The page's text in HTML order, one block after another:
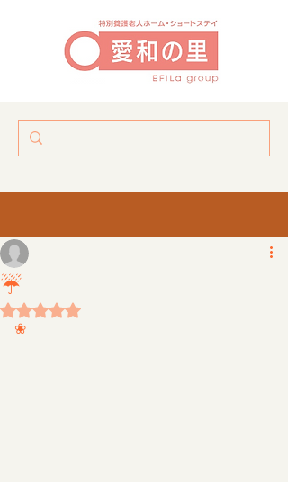
関東梅雨入り☔
あるユニットには紫陽花が咲いてます❀